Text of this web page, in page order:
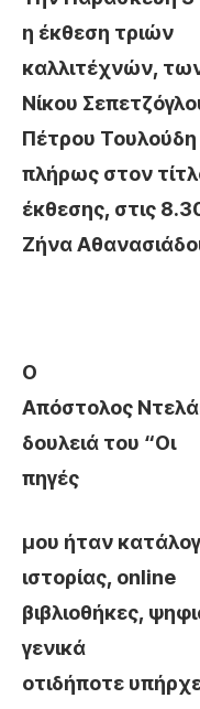
η έκθεση τριών
καλλιτέχνών,
Νίκου
Πέτρου
πλήρως στον
έκθεσης, στις
Ζήνα
Ο
Απόστολος
δουλειά του “Οι
πηγές
μου ήταν
ιστορίας, online
βιβλιοθήκες,
γενικά
οτιδήποτε